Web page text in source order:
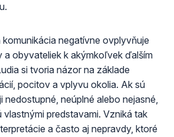
komunikácia negatívne ovplyvňuje
obyvateliek k akýmkoľvek ďalším
si tvoria názor na základe
pocitov a vplyvu okolia. Ak sú
neúplné alebo nejasné,
vlastnými predstavami. Vzniká tak
a často aj nepravdy, ktoré